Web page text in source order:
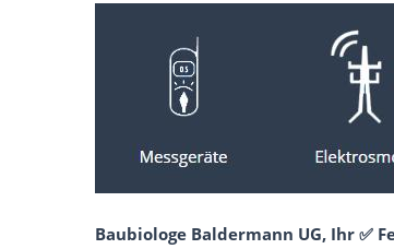
Baubiologe Baldermann UG, Ihr ✅